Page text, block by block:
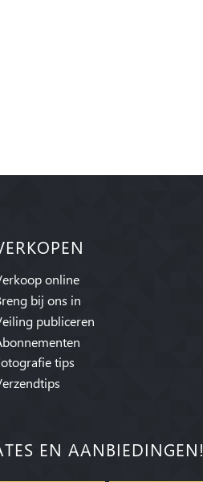
online
bij ons in
publiceren
tips
EN AANBIEDINGEN!